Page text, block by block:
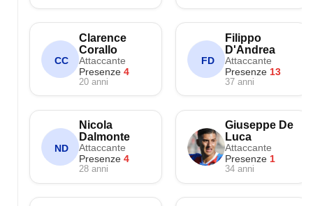
CC
Clarence
Corallo
Attaccante
Presenze 4
20 anni
FD
Filippo
D'Andrea
Attaccante
Presenze 13
37 anni
ND
Nicola
Dalmonte
Attaccante
Presenze 4
28 anni
Giuseppe De
Luca
Attaccante
Presenze1
34 anni